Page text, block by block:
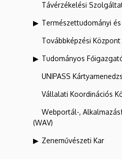
Távérzékelési
Természettudományi
Továbbképzési Központ
Tudományos
UNIPASS
Vállalati Koordinációs
Webportál-,
(WAV)
Zeneművészeti Kar